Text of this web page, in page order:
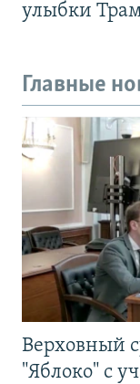
улыбки
Главные
Верховный
"Яблоко" с